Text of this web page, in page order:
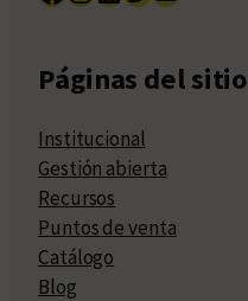
Páginas del sitio
Institucional
Gestión abierta
Recursos
Puntos de venta
Catálogo
Blog